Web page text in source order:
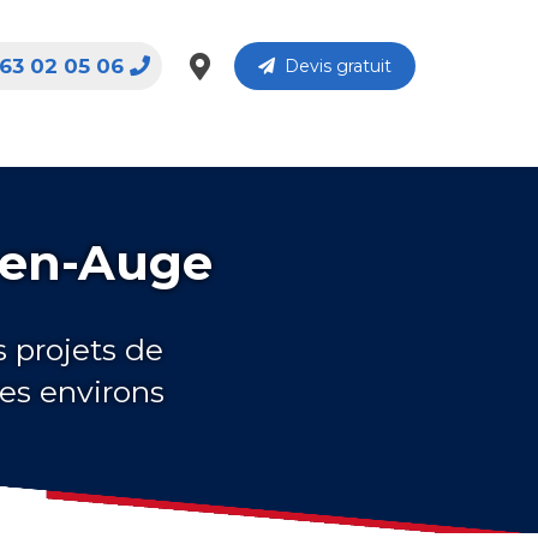
Devis gratuit
02 05 06
Auge
projets de
environs